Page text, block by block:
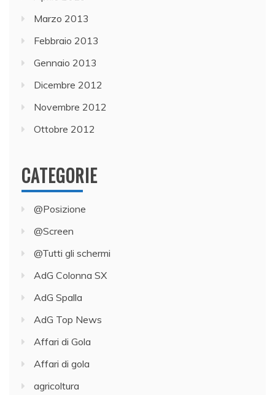
Marzo 2013
Febbraio 2013
Gennaio 2013
Dicembre 2012
Novembre 2012
Ottobre 2012
CATEGORIE
@Posizione
@Screen
@Tutti gli schermi
AdG Colonna SX
AdG Spalla
AdG Top News
Affari di Gola
Affari di gola
agricoltura